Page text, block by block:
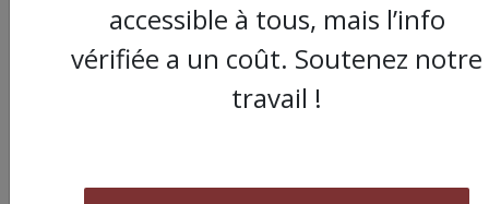
ARTICLE SUIVANT :
accessible à tous, mais l’info
vérifiée a un coût. Soutenez notre
travail !